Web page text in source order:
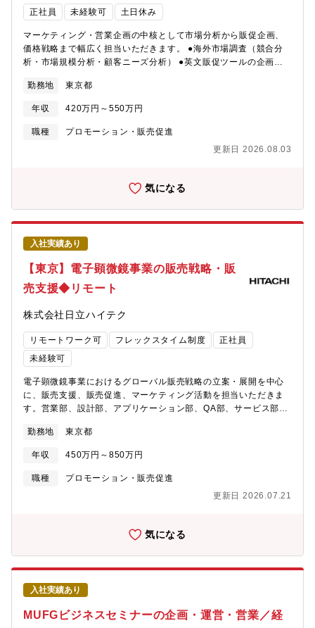
を繰り返すことで、「紹介・口コミループ」や「LTV向上」につな
がる「グロースの型(勝ち筋)」を発見し、実装していただきます。
誰よりも上位校学生のインサイトを深く理解し、彼らの行動変容
を促す刺さるコンテンツを設計する社内第一人者として、主要
KPI(CAC、CVR等)を二桁改善する「勝ち筋」を創出してくださ
として横展開することで、組織全体のグロース力を底上げするこ
物産/住友商事/丸紅/豊田通商/三井不動産/三菱地所/野村総合研究所
（NRI）/サントリー/P&G/TOYOTA/BCG/アクセンチュ
タル庁/キーエン/JBIC/ディスコ/東京海上日動/ANA/JAL//JR東海/
銀行/富士フイルム/楽天/日本郵船/商船三井/電通/博報堂/DeNA/サ
イバーエージェントなど〇ポジションの魅力1. 最前線のインサイ
ト日本で最も優秀な学生層の「本音」に触れ、彼らの意思決定に
直接関与できます。次世代のリーダーたちと共に、社会を動かす
仕掛けを創る面白さを体験していただけます。2. 論理と感性の総
合格闘技左脳でSQLを書き、右脳で心を揺さぶるコピーを一行考
える。そんな「知の総合格闘技」を楽しめる環境です。感性と論
理を併せ持つ"フルスタックマーケター"へと成長できます。データ
分析力とクリエイティブ力の両方を磨くことができる、稀有な機
ードバックまでが最短1日です。高速でPDCAを回し、最速でプロ
ード感を持って成長したい方には最適な環境です。4. 大胆な仮説
検証効果が見込める施策には、相応の予算が投下されるため、大
胆且つチャレンジングな仮説検証を歓迎します。失敗を恐れず、
データに基づいた挑戦的な施策を実行できる環境です。
正社員 未経験可 土日休み
マーケティング・営業企画の中核として市場分析から販促企画、
価格戦略まで幅広く担当いただきます。 ●海外市場調査（競合分
析・市場規模分析・顧客ニーズ分析） ●英文販促ツールの企画・
の企画・運営（出展計画立案、ブース設計、現地対応） ●海外向
け価格戦略の立案（価格調査、原価分析、代理店価格設計） ●海
外営業部門との連携・販売戦略立案 ●代理店／現地パートナーと
のコミュニケーション・折衝＜ポジションの魅力＞●海外市場戦略
組みづくり」を主導できる ●展示会や海外代理店との連携を通じ
て】■日本初の濾紙メーカーであり、化学分析用濾紙国内シェア
80％以上を誇り業界の地位を確立しております。ライフサイエン
スやIT、製薬、化学工業の進化に付随して、水や空気などの目に
見えないものを科学する、という要望は増加しています。■創業以
来、構築し続けてきたお客様との信頼関係と自社製品の製品力に
加え、他社製品も扱うことができる為、競合と価格競争も起こる
事が無く安定して利益を得る事ができるのが強みです。経常利益
率は20％超、自己資本比率も8割強と安定した財務基盤を誇りま
す。■全国25営業拠点と約180社の代理店を通じ、日本全国、そし
ロッパに積極的に販売を拡大をしています。■その中でも、同社は
同グループの中核販売会社の機能を担っております。
勤務地 東京都
年収 420万円～550万円
職種
プロモーション・販売促進
更新日 2026.08.03
気になる
入社実績あり
【東京】電子顕微鏡事業の販売戦略・販
売支援◆リモート
株式会社日立ハイテク
リモートワーク可 フレックスタイム制度
正社員
未経験可
電子顕微鏡事業におけるグローバル販売戦略の立案・展開を中心
に、販売支援、販売促進、マーケティング活動を担当いただきま
す。営業部、設計部、アプリケーション部、QA部、サービス部、
定から施策実行・成果創出までを一気通貫で推進いただきます。
【具体的な業務内容】1. グローバルマーケティング活動■電子顕微
鏡事業における市場分析、競合分析を通じたグローバル販売戦略
および成長戦略の立案・推進■新製品・新機能の市場導入戦略立
営および販促施策の推進■デジタルマーケティングやAI活用を含む
営業組織への販売支援および営業力強化施策の推進■顧客課題や市
場ニーズを踏まえた拡販施策の立案・実行■海外現地法人と連携し
た販売戦略の展開および販促活動支援■事業成長・収益向上に向け
た重点プロジェクトの推進※弊社の電子顕微鏡事業は、最先端の
計測技術とAI・データ活用を融合し、フィジカルAI時代の研究開
発・製造革新を支える成長領域です。装置販売に留まらず、顧客
の開発スピード向上、品質改善、生産性向上に貢献する新たな価
値創出に挑戦できます。【電子顕微鏡について】■電子顕微鏡は、
勤務地 東京都
年収 450万円～850万円
職種
プロモーション・販売促進
更新日 2026.07.21
気になる
入社実績あり
MUFGビジネスセミナーの企画・運営・営業／経